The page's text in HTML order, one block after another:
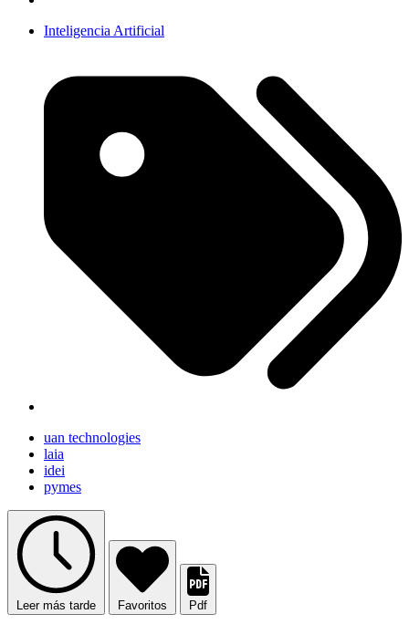
Inteligencia Artificial
uan technologies
laia
idei
pymes
Leer más tarde Favoritos Pdf